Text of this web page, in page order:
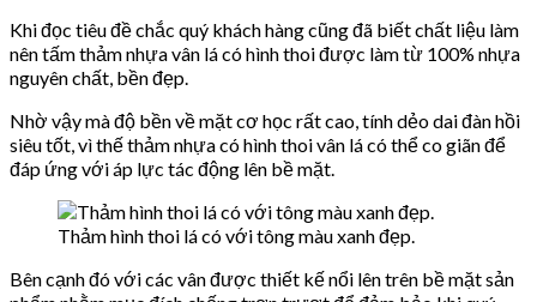
Khi đọc tiêu đề chắc quý khách hàng cũng đã biết chất liệu làm
nên tấm thảm nhựa vân lá có hình thoi được làm từ 100% nhựa
nguyên chất, bền đẹp.
Nhờ vậy mà độ bền về mặt cơ học rất cao, tính dẻo dai đàn hồi
siêu tốt, vì thế thảm nhựa có hình thoi vân lá có thể co giãn để
đáp ứng với áp lực tác động lên bề mặt.
Thảm hình thoi lá có với tông màu xanh đẹp.
Bên cạnh đó với các vân được thiết kế nổi lên trên bề mặt sản